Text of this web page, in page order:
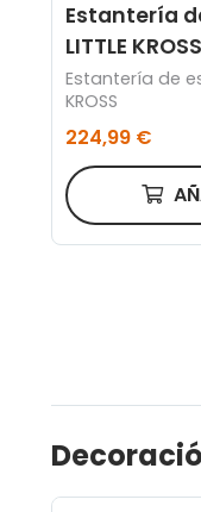
Estantería
LITTLE KROSS
Estantería de
KROSS
224,99 €